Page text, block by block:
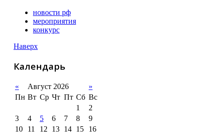
новости рф
мероприятия
конкурс
Наверх
Календарь
« Август 2026
»
Пн Вт Ср Чт Пт Сб Вс
1
2
3
4 5 6 7 8
9
10
11 12 13 14 15
16